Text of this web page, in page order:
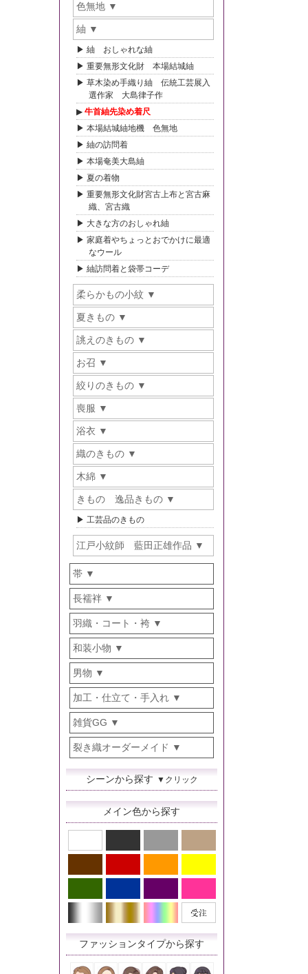
色無地
紬
紬 おしゃれな紬
重要無形文化財 本場結城紬
草木染め手織り紬 伝統工芸展入
選作家 大島律子作
牛首紬先染め着尺
本場結城紬地機 色無地
紬の訪問着
本場奄美大島紬
夏の着物
重要無形文化財宮古上布と宮古麻
織、宮古織
大きな方のおしゃれ紬
家庭着やちょっとおでかけに最適
なウール
紬訪問着と袋帯コーデ
柔らかもの小紋
夏きもの
誂えのきもの
お召
絞りのきもの
喪服
浴衣
織のきもの
木綿
きもの 逸品きもの
工芸品のきもの
江戸小紋師 藍田正雄作品
帯
長襦袢
羽織・コート・袴
和装小物
男物
加工・仕立て・手入れ
雑貨GG
裂き織オーダーメイド
シーンから探す ▼クリック
メイン色から探す
ファッションタイプから探す